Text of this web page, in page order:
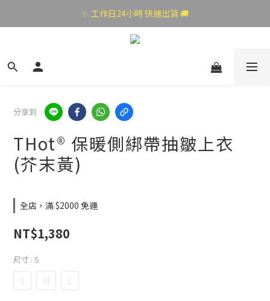
✨ 工作日24小時 快速出貨 🚚
分享到
THot® 保暖側綁帶抽皺上衣
(芥末黃)
全店，滿 $2000 免運
NT$1,380
尺寸 : S
S M L